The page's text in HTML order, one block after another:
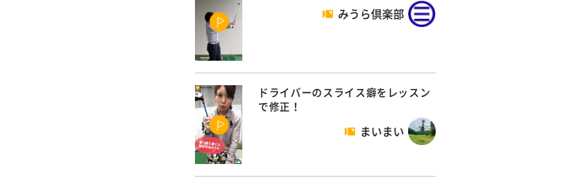
みうら倶楽部
ドライバーのスライス癖をレッスン
で修正！
まいまい